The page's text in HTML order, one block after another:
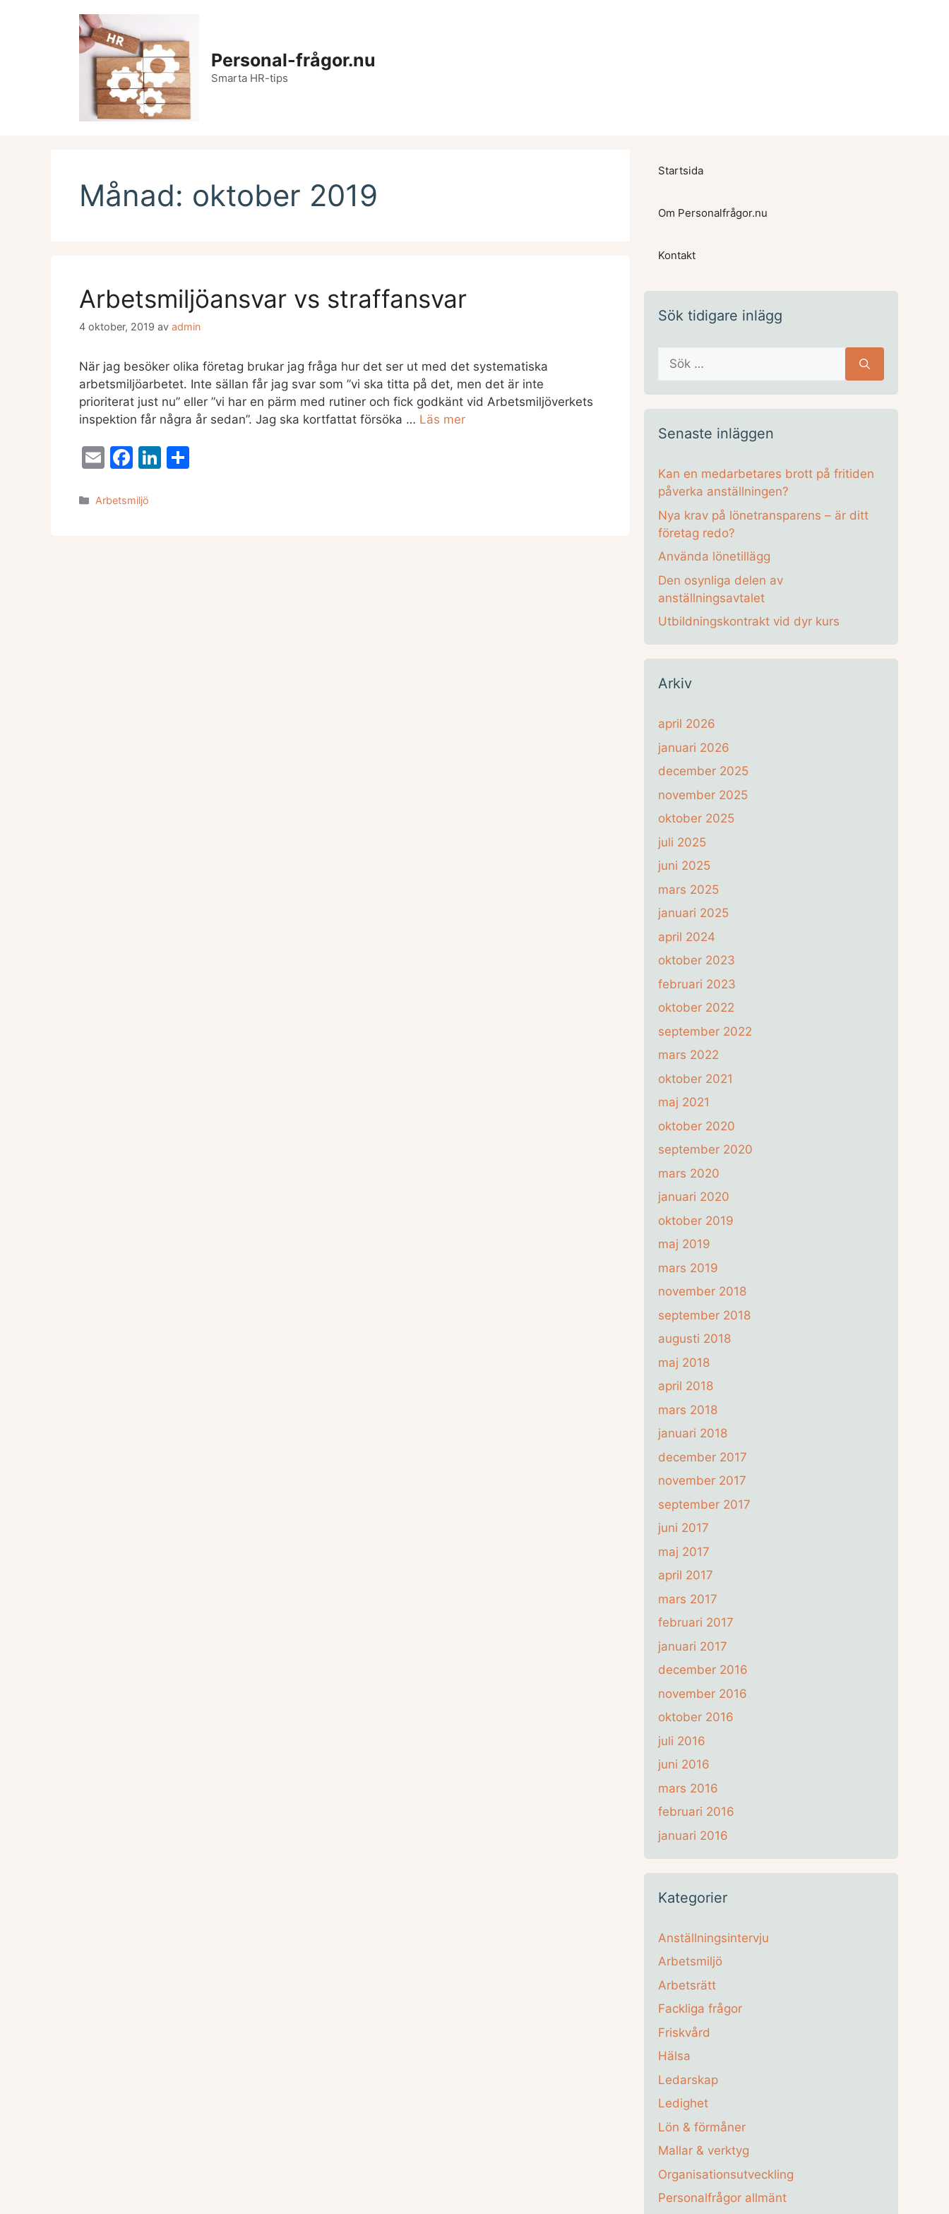
Personal-frågor.nu
Smarta HR-tips
Månad: oktober 2019
Arbetsmiljöansvar vs straffansvar
4 oktober, 2019 av admin
När jag besöker olika företag brukar jag fråga hur det ser ut med det systematiska
arbetsmiljöarbetet. Inte sällan får jag svar som ”vi ska titta på det, men det är inte
prioriterat just nu” eller ”vi har en pärm med rutiner och fick godkänt vid Arbetsmiljöverkets
inspektion får några år sedan”. Jag ska kortfattat försöka … Läs mer
E
ai
F
c
Li
Kategorier
Arbetsmiljö
Startsida
Om Personalfrågor.nu
Kontakt
Sök tidigare inlägg
Sök
efter:
Senaste inläggen
Kan en medarbetares brott på fritiden
påverka anställningen?
Nya krav på lönetransparens – är ditt
företag redo?
Använda lönetillägg
Den osynliga delen av
anställningsavtalet
Utbildningskontrakt vid dyr kurs
Arkiv
april 2026
januari 2026
december 2025
november 2025
oktober 2025
juli 2025
juni 2025
mars 2025
januari 2025
april 2024
oktober 2023
februari 2023
oktober 2022
september 2022
mars 2022
oktober 2021
maj 2021
oktober 2020
september 2020
mars 2020
januari 2020
oktober 2019
maj 2019
mars 2019
november 2018
september 2018
augusti 2018
maj 2018
april 2018
mars 2018
januari 2018
december 2017
november 2017
september 2017
juni 2017
maj 2017
april 2017
mars 2017
februari 2017
januari 2017
december 2016
november 2016
oktober 2016
juli 2016
juni 2016
mars 2016
februari 2016
januari 2016
Kategorier
Anställningsintervju
Arbetsmiljö
Arbetsrätt
Fackliga frågor
Friskvård
Hälsa
Ledarskap
Ledighet
Lön & förmåner
Mallar & verktyg
Organisationsutveckling
Personalfrågor allmänt